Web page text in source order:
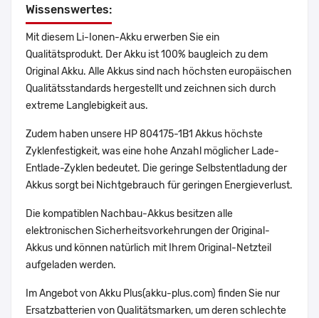
Wissenswertes:
Mit diesem Li-Ionen-Akku erwerben Sie ein
Qualitätsprodukt. Der Akku ist 100% baugleich zu dem
Original Akku. Alle Akkus sind nach höchsten europäischen
Qualitätsstandards hergestellt und zeichnen sich durch
extreme Langlebigkeit aus.
Zudem haben unsere HP 804175-1B1 Akkus höchste
Zyklenfestigkeit, was eine hohe Anzahl möglicher Lade-
Entlade-Zyklen bedeutet. Die geringe Selbstentladung der
Akkus sorgt bei Nichtgebrauch für geringen Energieverlust.
Die kompatiblen Nachbau-Akkus besitzen alle
elektronischen Sicherheitsvorkehrungen der Original-
Akkus und können natürlich mit Ihrem Original-Netzteil
aufgeladen werden.
Im Angebot von Akku Plus(akku-plus.com) finden Sie nur
Ersatzbatterien von Qualitätsmarken, um deren schlechte